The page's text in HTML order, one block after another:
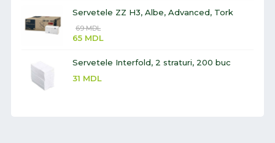
Servetele ZZ H3, Albe, Advanced, Tork
69MDL
65 MDL
Servetele Interfold, 2 straturi, 200 buc
31 MDL